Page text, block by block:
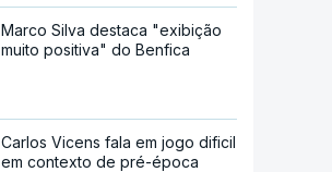
Marco Silva destaca "exibição
muito positiva" do Benfica
Carlos Vicens fala em jogo dificil
em contexto de pré-época